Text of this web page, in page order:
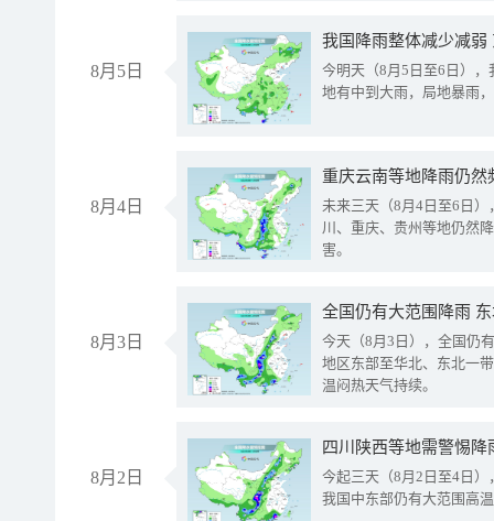
8月5日
我国降雨整体减少减弱
今明天（8月5日至6日）
地有中到大雨，局地暴雨
8月4日
重庆云南等地降雨仍然
未来三天（8月4日至6日
川、重庆、贵州等地仍然
害。
8月3日
全国仍有大范围降雨
今天（8月3日），全国仍
地区东部至华北、东北一
温闷热天气持续。
8月2日
今起三天（8月2日至4日
我国中东部仍有大范围高